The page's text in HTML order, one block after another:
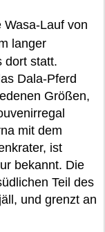
Lauf von
langer
dort statt.
Dala-Pferd
Größen,
mit dem
ist
bekannt. Die
Teil des
und grenzt an